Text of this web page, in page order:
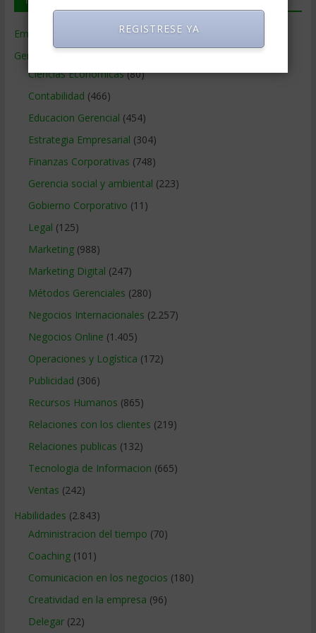
Empresas de Gerencia
(38)
Gerencia
Ciencias Económicas(80)
Contabilidad (466)
Educacion Gerencial (454)
Estrategia Empresarial (304)
Finanzas Corporativas (748)
Gerencia social y ambiental (223)
Gobierno Corporativo (11)
Legal (125)
Marketing(988)
Marketing Digital (247)
Métodos Gerenciales (280)
Negocios Internacionales (2.257)
Negocios Online (1.405)
Operaciones y Logística (172)
Publicidad (306)
Recursos Humanos (865)
Relaciones con los clientes (219)
Relaciones publicas (132)
Tecnologia de Informacion (665)
Ventas (242)
Habilidades (2.843)
Administracion del tiempo (70)
Coaching(101)
Comunicacion en los negocios (180)
Creatividad en la empresa (96)
Delegar(22)
REGISTRESE YA